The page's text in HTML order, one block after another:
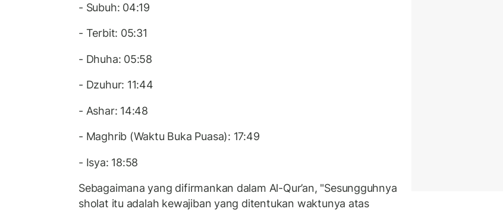
- Subuh: 04:19
- Terbit: 05:31
- Dhuha: 05:58
- Dzuhur: 11:44
- Ashar: 14:48
- Maghrib (Waktu Buka Puasa): 17:49
- Isya: 18:58
Sebagaimana yang difirmankan dalam Al-Qur’an, "Sesungguhnya
sholat itu adalah kewajiban yang ditentukan waktunya atas